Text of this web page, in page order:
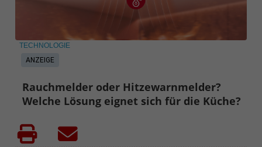
ANZEIGE
TECHNOLOGIE
Rauchmelder oder Hitzewarnmelder?
Welche Lösung eignet sich für die Küche?